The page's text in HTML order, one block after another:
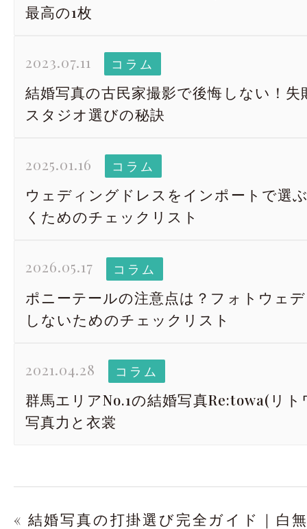
最高の1枚
2023.07.11 コラム
結婚写真の古民家撮影で後悔しない！失
スタジオ選びの秘訣
2025.01.16 コラム
ウェディングドレスをインポートで選
くためのチェックリスト
2026.05.17 コラム
ポニーテールの注意点は？フォトウェ
しないためのチェックリスト
2021.04.28 コラム
群馬エリアNo.1の結婚写真Re:towa(リ
写真力と衣裳
« 結婚写真の打掛選び完全ガイド｜白